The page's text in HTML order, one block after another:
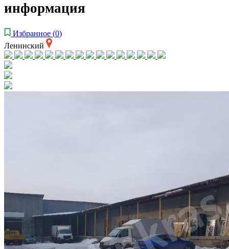
информация
Избранное (0)
Ленинский